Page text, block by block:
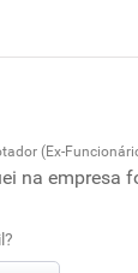
esta empresa
(Ex-
na empresa